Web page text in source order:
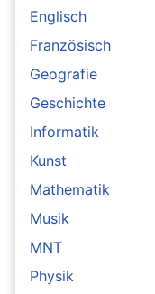
Englisch
Französisch
Geografie
Geschichte
Informatik
Kunst
Mathematik
Musik
MNT
Physik